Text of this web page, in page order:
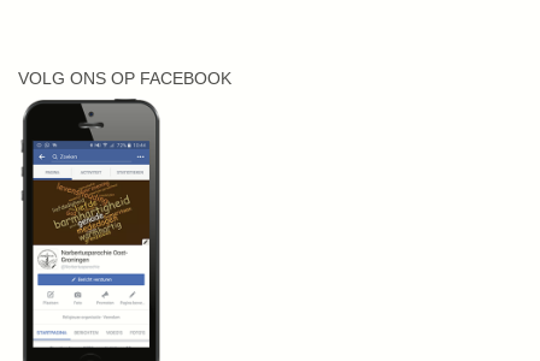
VOLG ONS OP FACEBOOK